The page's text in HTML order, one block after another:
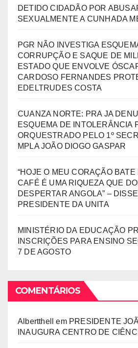
DETIDO CIDADÃO POR
SEXUALMENTE A CUNHADA
PGR NÃO INVESTIGA
CORRUPÇÃO E SAQUE DE
ESTADO QUE ENVOLVE
CARDOSO FERNANDES
EDELTRUDES COSTA
CUANZA NORTE: PRA JA
ESQUEMA DE INTOLERÂNCIA
ORQUESTRADO PELO 1º
MPLA JOÃO DIOGO GASPAR
“HOJE O MEU CORAÇÃO
CAFÉ É UMA RIQUEZA QUE
DESPERTAR ANGOLA” –
PRESIDENTE DA UNITA
MINISTÉRIO DA EDUCAÇÃO
INSCRIÇÕES PARA ENSINO
7 DE AGOSTO
COMENTÁRIOS
Albertthell em PRESIDENTE
INAUGURA CENTRO DE